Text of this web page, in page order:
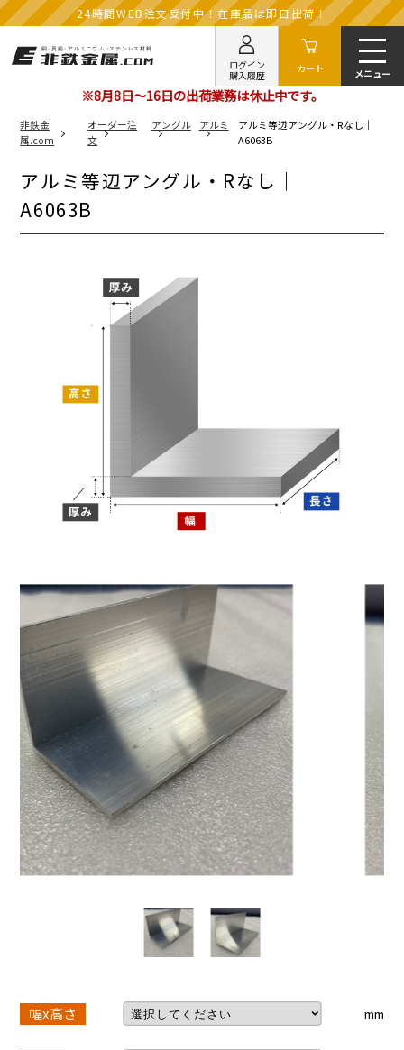
※8月8日～16日の出荷業務は休止中です。
24時間WEB注文受付中！在庫品は即日出荷！
ログイン
購入履歴
カート
非鉄金
属.com
オーダー注
文
アングル アルミ
アルミ等辺アングル・Rなし｜
A6063B
アルミ等辺アングル・Rなし｜
A6063B
幅x高さ mm